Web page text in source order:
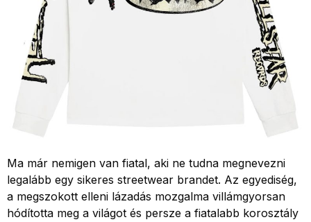
Ma már nemigen van fiatal, aki ne tudna megnevezni
legalább egy sikeres streetwear brandet. Az egyediség,
a megszokott elleni lázadás mozgalma villámgyorsan
hódította meg a világot és persze a fiatalabb korosztály